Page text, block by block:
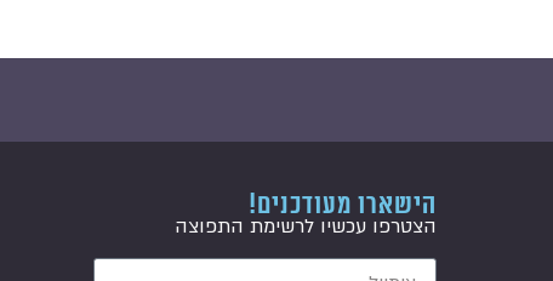
הישארו מעודכנים!
הצטרפו עכשיו לרשימת התפוצה